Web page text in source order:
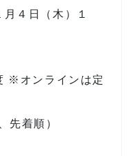
４日（木）１
※オンラインは定
着順）